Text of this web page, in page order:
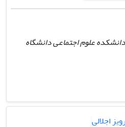
علوم اجتماعی دانشگاه